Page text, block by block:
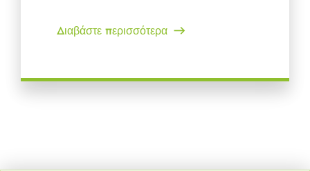
Διαβάστε περισσότερα